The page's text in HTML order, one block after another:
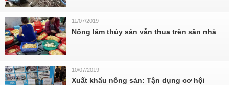
11/07/2019
Nông lâm thủy sản vẫn thua trên sân nhà
10/07/2019
Xuất khẩu nông sản: Tận dụng cơ hội